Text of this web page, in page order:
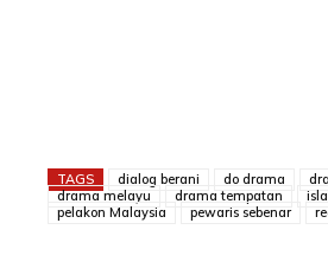
TAGS dialog berani do drama
drama melayu
drama tempatan
pelakon Malaysia
pewaris sebenar